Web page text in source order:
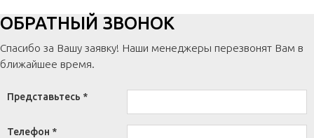
ОБРАТНЫЙ ЗВОНОК
Спасибо за Вашу заявку! Наши менеджеры перезвонят Вам в
ближайшее время.
Представьтесь *
Телефон *